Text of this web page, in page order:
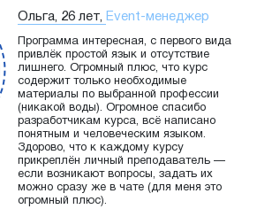
Ольга, 26 лет, Event-менеджер
Программа интересная, с первого вида
привлёк простой язык и отсутствие
лишнего. Огромный плюс, что курс
содержит только необходимые
материалы по выбранной профессии
(никакой воды). Огромное спасибо
разработчикам курса, всё написано
понятным и человеческим языком.
Здорово, что к каждому курсу
прикреплён личный преподаватель —
если возникают вопросы, задать их
можно сразу же в чате (для меня это
огромный плюс).